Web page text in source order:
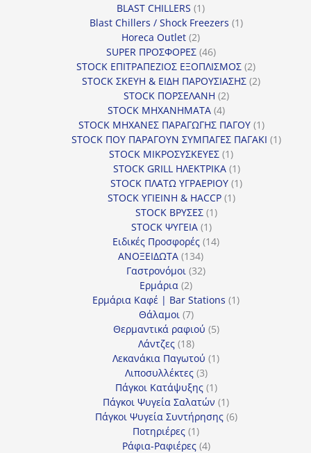
BLAST CHILLERS 11
προϊόν
Blast Chillers / Shock Freezers 11
Horeca Outlet 22
προϊόντα
SUPER ΠΡΟΣΦΟΡΕΣ 4646
προϊόντα
STOCK ΕΠΙΤΡΑΠΕΖΙΟΣ ΕΞΟΠΛΙΣΜΟΣ 22
προϊόντα
STOCK ΣΚΕΥΗ & ΕΙΔΗ ΠΑΡΟΥΣΙΑΣΗΣ 22
STOCK ΠΟΡΣΕΛΑΝΗ 22
STOCK ΜΗΧΑΝΗΜΑΤΑ 44
προϊόντα
STOCK ΜΗΧΑΝΕΣ ΠΑΡΑΓΩΓΗΣ ΠΑΓΟΥ 11
προϊόν
STOCK ΠΟΥ ΠΑΡΑΓΟΥΝ ΣΥΜΠΑΓΕΣ ΠΑΓΑΚΙ 11
STOCK ΜΙΚΡΟΣΥΣΚΕΥΕΣ 11
προϊόν
STOCK GRILL ΗΛΕΚΤΡΙΚΑ 11
προϊόν
STOCK ΠΛΑΤΩ ΥΓΡΑΕΡΙΟΥ 11
STOCK ΥΓΙΕΙΝΗ & HACCP 11
STOCK ΒΡΥΣΕΣ 11
STOCK ΨΥΓΕΙΑ 11
προϊόν
Ειδικές Προσφορές 1414
ΑΝΟΞΕΙΔΩΤΑ 134134
προϊόντα
Γαστρονόμοι 3232
Ερμάρια 22
προϊόντα
Ερμάρια Καφέ | Bar Stations 11
Θάλαμοι 77
προϊόντα
Θερμαντικά ραφιού 55
Λάντζες 1818
προϊόντα
Λεκανάκια Παγωτού 11
Λιποσυλλέκτες 33
προϊόντα
Πάγκοι Κατάψυξης 11
προϊόν
Πάγκοι Ψυγεία Σαλατών 11
προϊόν
Πάγκοι Ψυγεία Συντήρησης 66
Ποτηριέρες 11
προϊόν
Ράφια-Ραφιέρες 44